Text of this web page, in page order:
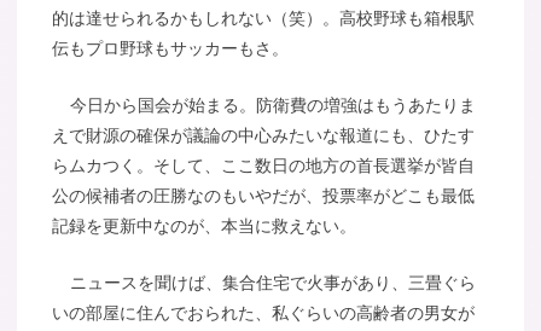
的は達せられるかもしれない（笑）。高校野球も箱根駅
伝もプロ野球もサッカーもさ。
今日から国会が始まる。防衛費の増強はもうあたりま
えで財源の確保が議論の中心みたいな報道にも、ひたす
らムカつく。そして、ここ数日の地方の首長選挙が皆自
公の候補者の圧勝なのもいやだが、投票率がどこも最低
記録を更新中なのが、本当に救えない。
ニュースを聞けば、集合住宅で火事があり、三畳ぐら
いの部屋に住んでおられた、私ぐらいの高齢者の男女が